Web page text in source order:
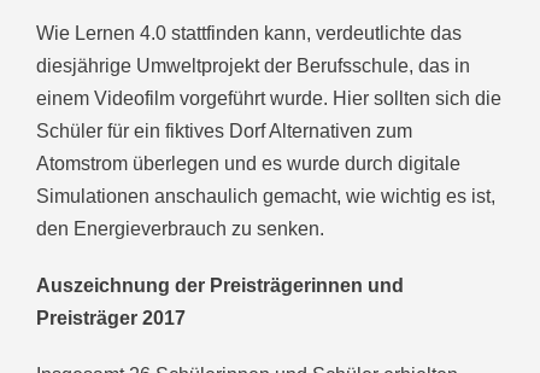
Wie Lernen 4.0 stattfinden kann, verdeutlichte das
diesjährige Umweltprojekt der Berufsschule, das in
einem Videofilm vorgeführt wurde. Hier sollten sich die
Schüler für ein fiktives Dorf Alternativen zum
Atomstrom überlegen und es wurde durch digitale
Simulationen anschaulich gemacht, wie wichtig es ist,
den Energieverbrauch zu senken.
Auszeichnung der Preisträgerinnen und
Preisträger 2017